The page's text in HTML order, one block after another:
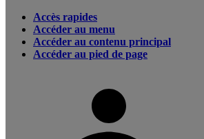
Accès rapides
Accéder au menu
Accéder au contenu principal
Accéder au pied de page